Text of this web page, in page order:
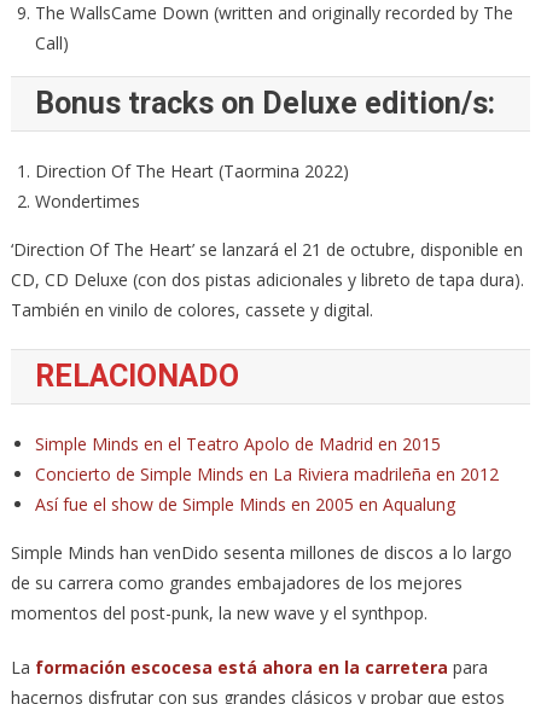
The WallsCame Down (written and originally recorded by The
Call)
Bonus tracks on Deluxe edition/s:
Direction Of The Heart (Taormina 2022)
Wondertimes
‘Direction Of The Heart’ se lanzará el 21 de octubre, disponible en
CD, CD Deluxe (con dos pistas adicionales y libreto de tapa dura).
También en vinilo de colores, cassete y digital.
RELACIONADO
Simple Minds en el Teatro Apolo de Madrid en 2015
Concierto de Simple Minds en La Riviera madrileña en 2012
Así fue el show de Simple Minds en 2005 en Aqualung
Simple Minds han venDido sesenta millones de discos a lo largo
de su carrera como grandes embajadores de los mejores
momentos del post-punk, la new wave y el synthpop.
La formación escocesa está ahora en la carretera para
hacernos disfrutar con sus grandes clásicos y probar que estos